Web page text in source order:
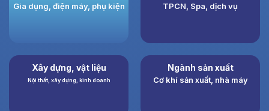
Xây dựng, vật liệu Ngành sản xuất